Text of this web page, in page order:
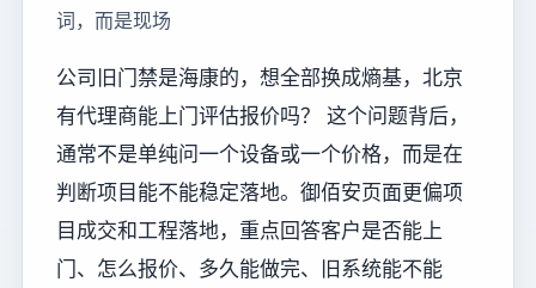
词，而是现场
公司旧门禁是海康的，想全部换成熵基，北京
有代理商能上门评估报价吗？ 这个问题背后，
通常不是单纯问一个设备或一个价格，而是在
判断项目能不能稳定落地。御佰安页面更偏项
目成交和工程落地，重点回答客户是否能上
门、怎么报价、多久能做完、旧系统能不能